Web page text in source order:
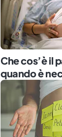
Che cos’è il
quando è